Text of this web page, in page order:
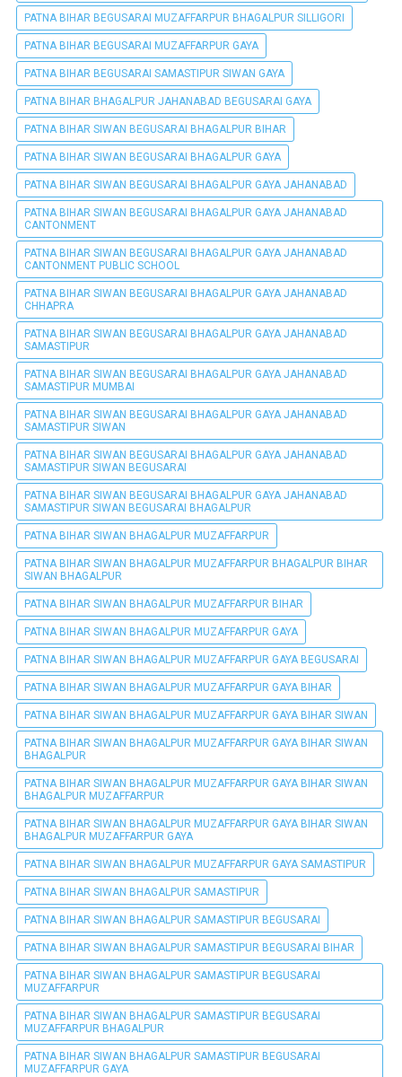
PATNA BIHAR BEGUSARAI MUZAFFARPUR BHAGALPUR SILLIGORI
PATNA BIHAR BEGUSARAI MUZAFFARPUR GAYA
PATNA BIHAR BEGUSARAI SAMASTIPUR SIWAN GAYA
PATNA BIHAR BHAGALPUR JAHANABAD BEGUSARAI GAYA
PATNA BIHAR SIWAN BEGUSARAI BHAGALPUR BIHAR
PATNA BIHAR SIWAN BEGUSARAI BHAGALPUR GAYA
PATNA BIHAR SIWAN BEGUSARAI BHAGALPUR GAYA JAHANABAD
PATNA BIHAR SIWAN BEGUSARAI BHAGALPUR GAYA JAHANABAD
CANTONMENT
PATNA BIHAR SIWAN BEGUSARAI BHAGALPUR GAYA JAHANABAD
CANTONMENT PUBLIC SCHOOL
PATNA BIHAR SIWAN BEGUSARAI BHAGALPUR GAYA JAHANABAD
CHHAPRA
PATNA BIHAR SIWAN BEGUSARAI BHAGALPUR GAYA JAHANABAD
SAMASTIPUR
PATNA BIHAR SIWAN BEGUSARAI BHAGALPUR GAYA JAHANABAD
SAMASTIPUR MUMBAI
PATNA BIHAR SIWAN BEGUSARAI BHAGALPUR GAYA JAHANABAD
SAMASTIPUR SIWAN
PATNA BIHAR SIWAN BEGUSARAI BHAGALPUR GAYA JAHANABAD
SAMASTIPUR SIWAN BEGUSARAI
PATNA BIHAR SIWAN BEGUSARAI BHAGALPUR GAYA JAHANABAD
SAMASTIPUR SIWAN BEGUSARAI BHAGALPUR
PATNA BIHAR SIWAN BHAGALPUR MUZAFFARPUR
PATNA BIHAR SIWAN BHAGALPUR MUZAFFARPUR BHAGALPUR BIHAR
SIWAN BHAGALPUR
PATNA BIHAR SIWAN BHAGALPUR MUZAFFARPUR BIHAR
PATNA BIHAR SIWAN BHAGALPUR MUZAFFARPUR GAYA
PATNA BIHAR SIWAN BHAGALPUR MUZAFFARPUR GAYA BEGUSARAI
PATNA BIHAR SIWAN BHAGALPUR MUZAFFARPUR GAYA BIHAR
PATNA BIHAR SIWAN BHAGALPUR MUZAFFARPUR GAYA BIHAR SIWAN
PATNA BIHAR SIWAN BHAGALPUR MUZAFFARPUR GAYA BIHAR SIWAN
BHAGALPUR
PATNA BIHAR SIWAN BHAGALPUR MUZAFFARPUR GAYA BIHAR SIWAN
BHAGALPUR MUZAFFARPUR
PATNA BIHAR SIWAN BHAGALPUR MUZAFFARPUR GAYA BIHAR SIWAN
BHAGALPUR MUZAFFARPUR GAYA
PATNA BIHAR SIWAN BHAGALPUR MUZAFFARPUR GAYA SAMASTIPUR
PATNA BIHAR SIWAN BHAGALPUR SAMASTIPUR
PATNA BIHAR SIWAN BHAGALPUR SAMASTIPUR BEGUSARAI
PATNA BIHAR SIWAN BHAGALPUR SAMASTIPUR BEGUSARAI BIHAR
PATNA BIHAR SIWAN BHAGALPUR SAMASTIPUR BEGUSARAI
MUZAFFARPUR
PATNA BIHAR SIWAN BHAGALPUR SAMASTIPUR BEGUSARAI
MUZAFFARPUR BHAGALPUR
PATNA BIHAR SIWAN BHAGALPUR SAMASTIPUR BEGUSARAI
MUZAFFARPUR GAYA